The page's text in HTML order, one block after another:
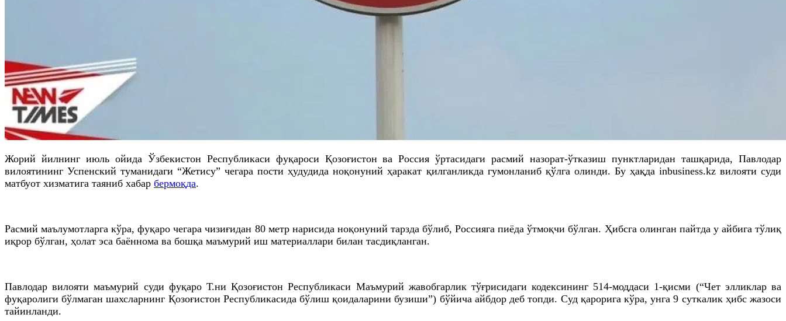
Жорий йилнинг июль ойида Ўзбекистон Республикаси фуқароси Қозоғистон ва Россия ўртасидаги расмий назорат-ўтказиш пунктларидан ташқарида, Павлодар
вилоятининг Успенский туманидаги “Жетису” чегара пости ҳудудида ноқонуний ҳаракат қилганликда гумонланиб қўлга олинди. Бу ҳақда inbusiness.kz вилояти суди
матбуот хизматига таяниб хабар бермоқда.
Расмий маълумотларга кўра, фуқаро чегара чизиғидан 80 метр нарисида ноқонуний тарзда бўлиб, Россияга пиёда ўтмоқчи бўлган. Ҳибсга олинган пайтда у айбига тўлиқ
иқрор бўлган, ҳолат эса баённома ва бошқа маъмурий иш материаллари билан тасдиқланган.
Павлодар вилояти маъмурий суди фуқаро Т.ни Қозоғистон Республикаси Маъмурий жавобгарлик тўғрисидаги кодексининг 514-моддаси 1-қисми (“Чет элликлар ва
фуқаролиги бўлмаган шахсларнинг Қозоғистон Республикасида бўлиш қоидаларини бузиши”) бўйича айбдор деб топди. Суд қарорига кўра, унга 9 суткалик ҳибс жазоси
тайинланди.